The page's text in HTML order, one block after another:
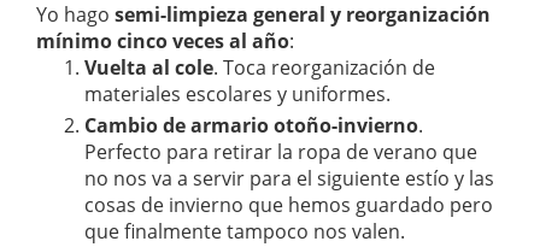
Yo hago semi-limpieza general y reorganización
mínimo cinco veces al año:
Vuelta al cole. Toca reorganización de
materiales escolares y uniformes.
Cambio de armario otoño-invierno.
Perfecto para retirar la ropa de verano que
no nos va a servir para el siguiente estío y las
cosas de invierno que hemos guardado pero
que finalmente tampoco nos valen.